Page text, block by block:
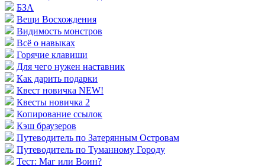
БЗА
Вещи Восхождения
Видимость монстров
Всё о навыках
Горячие клавиши
Для чего нужен наставник
Как дарить подарки
Квест новичка NEW!
Квесты новичка 2
Копирование ссылок
Кэш браузеров
Путеводитель по Затерянным Островам
Путеводитель по Туманному Городу
Тест: Маг или Воин?